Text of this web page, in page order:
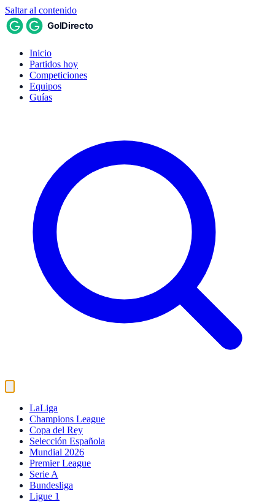
Saltar al contenido
Inicio
Partidos hoy
Competiciones
Equipos
Guías
LaLiga
Champions League
Copa del Rey
Selección Española
Mundial 2026
Premier League
Serie A
Bundesliga
Ligue 1